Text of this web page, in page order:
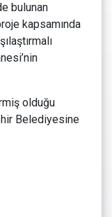
bulunan
kapsamında
olduğu
Belediyesine